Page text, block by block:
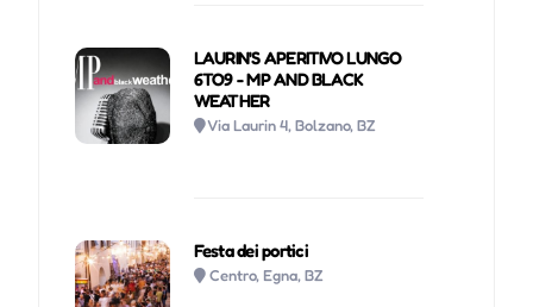
LAURIN'S APERITIVO LUNGO
6TO9 - MP AND BLACK
WEATHER
Via Laurin 4, Bolzano, BZ
Festa dei portici
Centro, Egna, BZ